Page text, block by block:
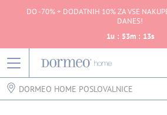
DO -70% + DODATNIH 10% ZA VSE
DANES!
1u : 53m : 13s
DORMEO HOME POSLOVALNICE